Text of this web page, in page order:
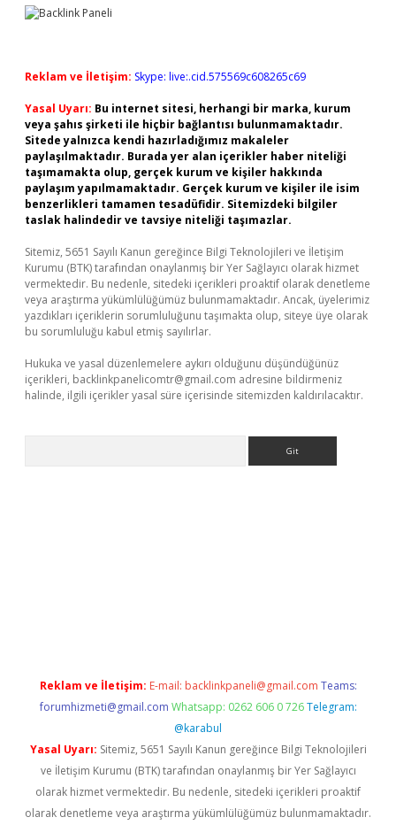
Reklam ve İletişim: Skype: live:.cid.575569c608265c69
Yasal Uyarı: Bu internet sitesi, herhangi bir marka, kurum
veya şahıs şirketi ile hiçbir bağlantısı bulunmamaktadır.
Sitede yalnızca kendi hazırladığımız makaleler
paylaşılmaktadır. Burada yer alan içerikler haber niteliği
taşımamakta olup, gerçek kurum ve kişiler hakkında
paylaşım yapılmamaktadır. Gerçek kurum ve kişiler ile isim
benzerlikleri tamamen tesadüfidir. Sitemizdeki bilgiler
taslak halindedir ve tavsiye niteliği taşımazlar.
Sitemiz, 5651 Sayılı Kanun gereğince Bilgi Teknolojileri ve İletişim
Kurumu (BTK) tarafından onaylanmış bir Yer Sağlayıcı olarak hizmet
vermektedir. Bu nedenle, sitedeki içerikleri proaktif olarak denetleme
veya araştırma yükümlülüğümüz bulunmamaktadır. Ancak, üyelerimiz
yazdıkları içeriklerin sorumluluğunu taşımakta olup, siteye üye olarak
bu sorumluluğu kabul etmiş sayılırlar.
Hukuka ve yasal düzenlemelere aykırı olduğunu düşündüğünüz
içerikleri, backlinkpanelicomtr@gmail.com adresine bildirmeniz
halinde, ilgili içerikler yasal süre içerisinde sitemizden kaldırılacaktır.
Reklam ve İletişim: E-mail: backlinkpaneli@gmail.com Teams:
forumhizmeti@gmail.com Whatsapp: 0262 606 0 726 Telegram:
@karabul
Yasal Uyarı: Sitemiz, 5651 Sayılı Kanun gereğince Bilgi Teknolojileri
ve İletişim Kurumu (BTK) tarafından onaylanmış bir Yer Sağlayıcı
olarak hizmet vermektedir. Bu nedenle, sitedeki içerikleri proaktif
olarak denetleme veya araştırma yükümlülüğümüz bulunmamaktadır.